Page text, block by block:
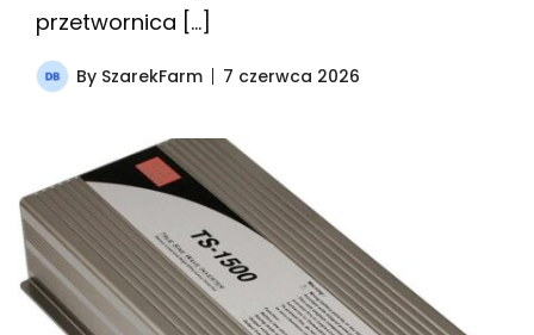
przetwornica […]
By SzarekFarm 7 czerwca 2026